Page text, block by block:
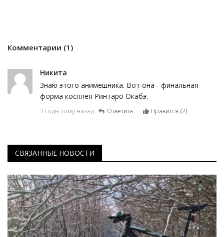
Комментарии (1)
Никита
Знаю этого анимешника. Вот она - финальная
форма косплея Ринтаро Окабэ.
3 годы тому назад Ответить Нравится (2)
СВЯЗАННЫЕ НОВОСТИ